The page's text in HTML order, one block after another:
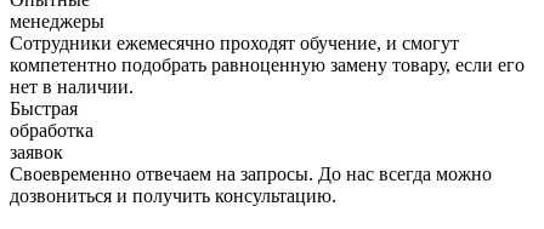
менеджеры
Сотрудники ежемесячно проходят обучение, и смогут
компетентно подобрать равноценную замену товару, если его
нет в наличии.
Быстрая
обработка
заявок
Своевременно отвечаем на запросы. До нас всегда можно
дозвониться и получить консультацию.